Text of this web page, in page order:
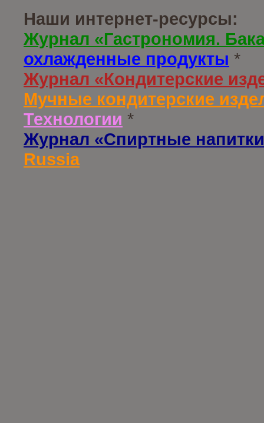
Наши интернет-ресурсы:
Журнал «Гастрономия.
охлажденные продукты *
Журнал «Кондитерские
Мучные кондитерские
Технологии *
Журнал «Спиртные
Russia